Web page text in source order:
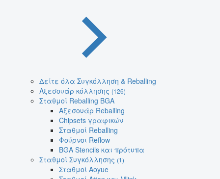
Δείτε όλα Συγκόλληση & Reballing
Αξεσουάρ κόλλησης (126)
Σταθμοί Reballing BGA
Αξεσουάρ Reballing
Chipsets γραφικών
Σταθμοί Reballing
Φούρνοι Reflow
BGA Stencils και πρότυπα
Σταθμοί Συγκόλλησης (1)
Σταθμοί Aoyue